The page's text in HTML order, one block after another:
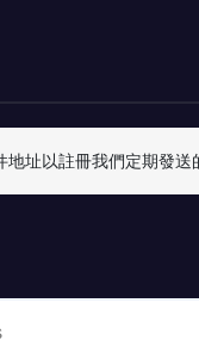
地址以註冊我們定期發送